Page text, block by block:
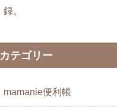
録。
カテゴリー
mamanie便利帳